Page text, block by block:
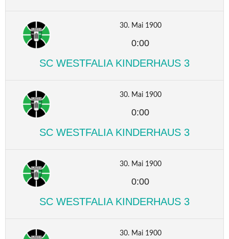
30. Mai 1900
0:00
SC WESTFALIA KINDERHAUS 3
30. Mai 1900
0:00
SC WESTFALIA KINDERHAUS 3
30. Mai 1900
0:00
SC WESTFALIA KINDERHAUS 3
30. Mai 1900